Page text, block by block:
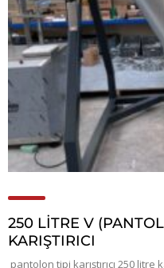
250 LITRE V
KARIŞTIRICI
pantolon tipi karıştırıcı 250